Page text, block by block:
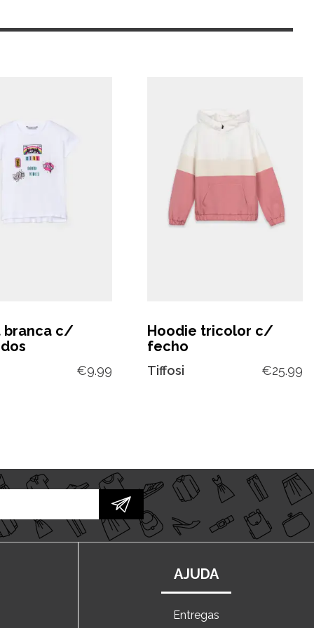
branca c/
€9.99
Hoodie tricolor c/
fecho
Tiffosi €25.99
AJUDA
Entregas